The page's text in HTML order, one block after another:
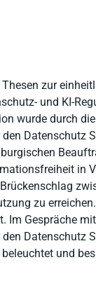
zur
und KI-
wurde durch die
Datenschutz
in
zu
Im Gespräche
Datenschutz
und